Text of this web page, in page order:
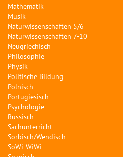
Mathematik
Musik
Naturwissenschaften 5/6
Naturwissenschaften 7-10
Neugriechisch
Philosophie
Physik
Politische Bildung
Polnisch
Portugiesisch
Psychologie
Russisch
Sachunterricht
Sorbisch/Wendisch
SoWi-WiWi